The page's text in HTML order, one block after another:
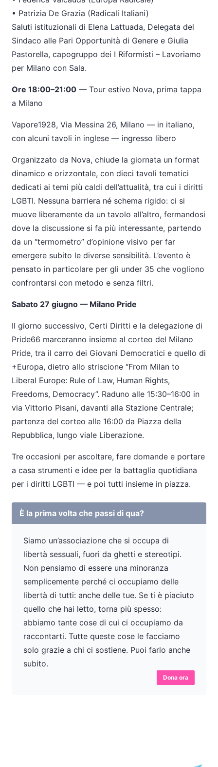
• Patrizia De Grazia (Radicali Italiani)
Saluti istituzionali di Elena Lattuada, Delegata del
Sindaco alle Pari Opportunità di Genere e Giulia
Pastorella, capogruppo dei I Riformisti – Lavoriamo
per Milano con Sala.
Ore 18:00–21:00 — Tour estivo Nova, prima tappa
a Milano
Vapore1928, Via Messina 26, Milano — in italiano,
con alcuni tavoli in inglese — ingresso libero
Organizzato da Nova, chiude la giornata un format
dinamico e orizzontale, con dieci tavoli tematici
dedicati ai temi più caldi dell’attualità, tra cui i diritti
LGBTI. Nessuna barriera né schema rigido: ci si
muove liberamente da un tavolo all’altro, fermandosi
dove la discussione si fa più interessante, partendo
da un “termometro” d’opinione visivo per far
emergere subito le diverse sensibilità. L’evento è
pensato in particolare per gli under 35 che vogliono
confrontarsi con metodo e senza filtri.
Sabato 27 giugno — Milano Pride
Il giorno successivo, Certi Diritti e la delegazione di
Pride66 marceranno insieme al corteo del Milano
Pride, tra il carro dei Giovani Democratici e quello di
+Europa, dietro allo striscione “From Milan to
Liberal Europe: Rule of Law, Human Rights,
Freedoms, Democracy”. Raduno alle 15:30–16:00 in
via Vittorio Pisani, davanti alla Stazione Centrale;
partenza del corteo alle 16:00 da Piazza della
Repubblica, lungo viale Liberazione.
Tre occasioni per ascoltare, fare domande e portare
a casa strumenti e idee per la battaglia quotidiana
per i diritti LGBTI — e poi tutti insieme in piazza.
È la prima volta che passi di qua?
Siamo un’associazione che si occupa di
libertà sessuali, fuori da ghetti e stereotipi.
Non pensiamo di essere una minoranza
semplicemente perché ci occupiamo delle
libertà di tutti: anche delle tue. Se ti è piaciuto
quello che hai letto, torna più spesso:
abbiamo tante cose di cui ci occupiamo da
raccontarti. Tutte queste cose le facciamo
solo grazie a chi ci sostiene. Puoi farlo anche
subito.
Dona ora